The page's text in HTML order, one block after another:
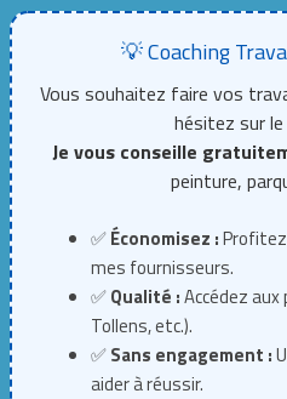
💡 Coaching
Vous souhaitez faire vos
hésitez sur
Je vous conseille
peinture,
✅Économisez :
mes fournisseurs.
✅Qualité :Accédez
Tollens, etc.).
✅Sans engagement :
aider à réussir.